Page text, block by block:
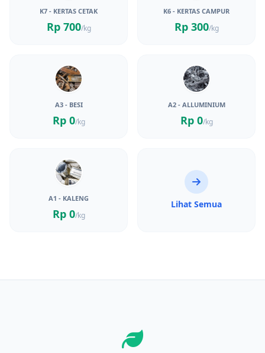
K7 - KERTAS CETAK
Rp 700/kg
K6 - KERTAS CAMPUR
Rp 300/kg
A3 - BESI
Rp 0/kg
A2 - ALLUMINIUM
Rp 0/kg
A1 - KALENG
Rp 0/kg
Lihat Semua